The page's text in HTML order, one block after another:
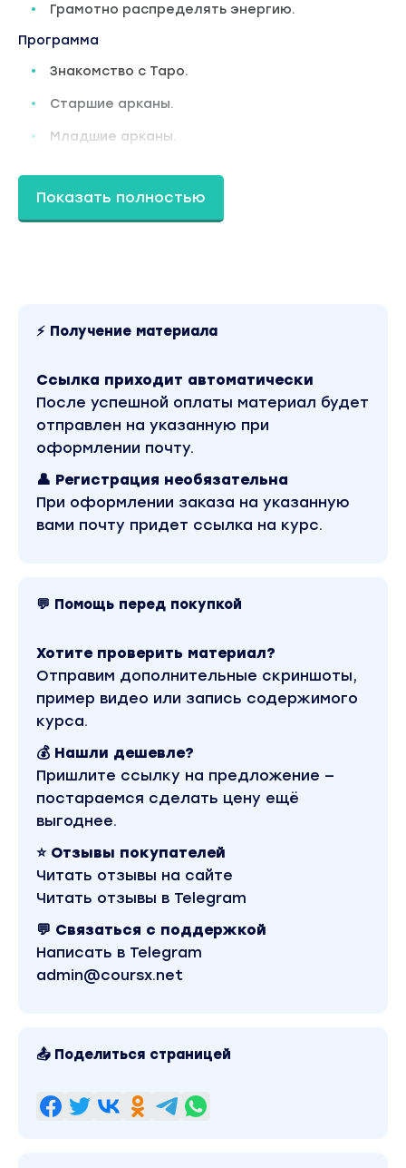
Грамотно распределять энергию.
Программа
Знакомство с Таро.
Старшие арканы.
Младшие арканы.
Таро и мировоззрение.
Драконоведение
Ритуалы с картами таро.
Курс Ленорман
Бонус. Работа с маятником.
Курс 2022 года
Вы находитесь на странице товара «Наташа Росс -
Стань практикующим тарологом с нуля. Тариф
Эзотерик плюс». Это версия материала в лучшем
платформы и качества записи можно посмотреть
Материал относится к 2023 году. Оригинальная
стоимость курса у автора составляет 38000
магазине Coursx.net материал доступен за 450
Обучающий курс входит в рубрику «Эзотерика и
оккультизм / Тарология». Другие материалы
«Наташа Росс» можно найти через поиск по сайту.
Показать полностью
⚡ Получение материала
Ссылка приходит автоматически
После успешной оплаты материал будет
отправлен на указанную при
оформлении почту.
👤 Регистрация необязательна
При оформлении заказа на указанную
вами почту придет ссылка на курс.
💬 Помощь перед покупкой
Хотите проверить материал?
Отправим дополнительные скриншоты,
пример видео или запись содержимого
курса.
💰 Нашли дешевле?
Пришлите ссылку на предложение —
постараемся сделать цену ещё
выгоднее.
⭐ Отзывы покупателей
Читать отзывы на сайте
Читать отзывы в Telegram
💬 Связаться с поддержкой
Написать в Telegram
admin@coursx.net
📤 Поделиться страницей